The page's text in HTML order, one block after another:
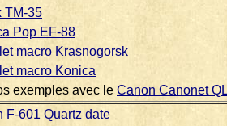
TM-35
Pop EF-88
macro Krasnogorsk
macro Konica
exemples avec le Canon Canonet
F-601 Quartz date